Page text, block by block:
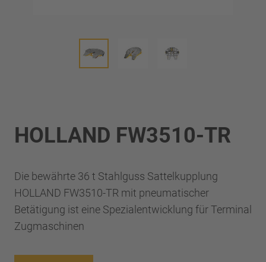
HOLLAND FW3510-TR
Die bewährte 36 t Stahlguss Sattelkupplung
HOLLAND FW3510-TR mit pneumatischer
Betätigung ist eine Spezialentwicklung für Terminal
Zugmaschinen